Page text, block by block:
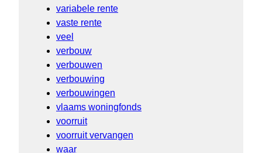
variabele rente
vaste rente
veel
verbouw
verbouwen
verbouwing
verbouwingen
vlaams woningfonds
voorruit
voorruit vervangen
waar